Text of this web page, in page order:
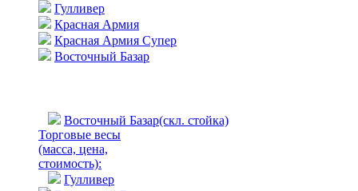
Гулливер
Красная Армия
Красная Армия Супер
Восточный Базар
Восточный Базар(скл. стойка)
Торговые весы
(масса, цена,
стоимость):
Гулливер